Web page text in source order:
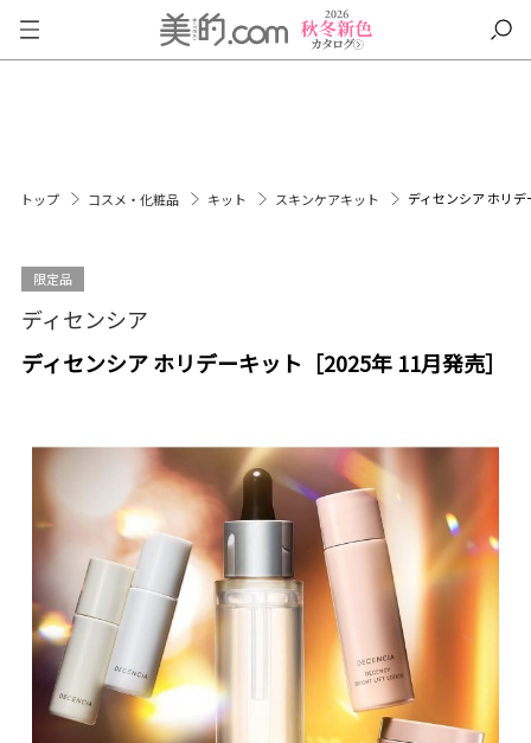
トップ コスメ・化粧品 キット スキンケアキット ディセンシア ホリ
限定品
ディセンシア
ディセンシア ホリデーキット［2025年 11月発売］